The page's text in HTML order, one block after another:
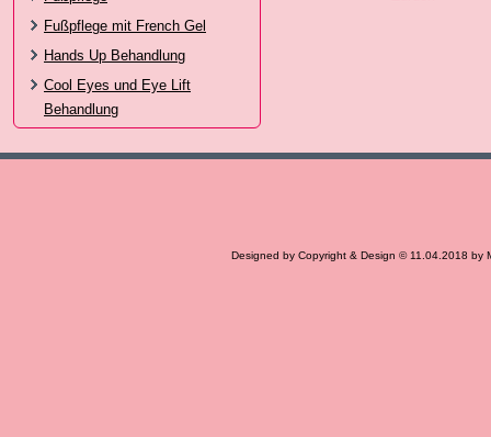
Fußpflege mit French Gel
Hands Up Behandlung
Cool Eyes und Eye Lift
Behandlung
Designed by Copyright & Design © 11.04.2018 by